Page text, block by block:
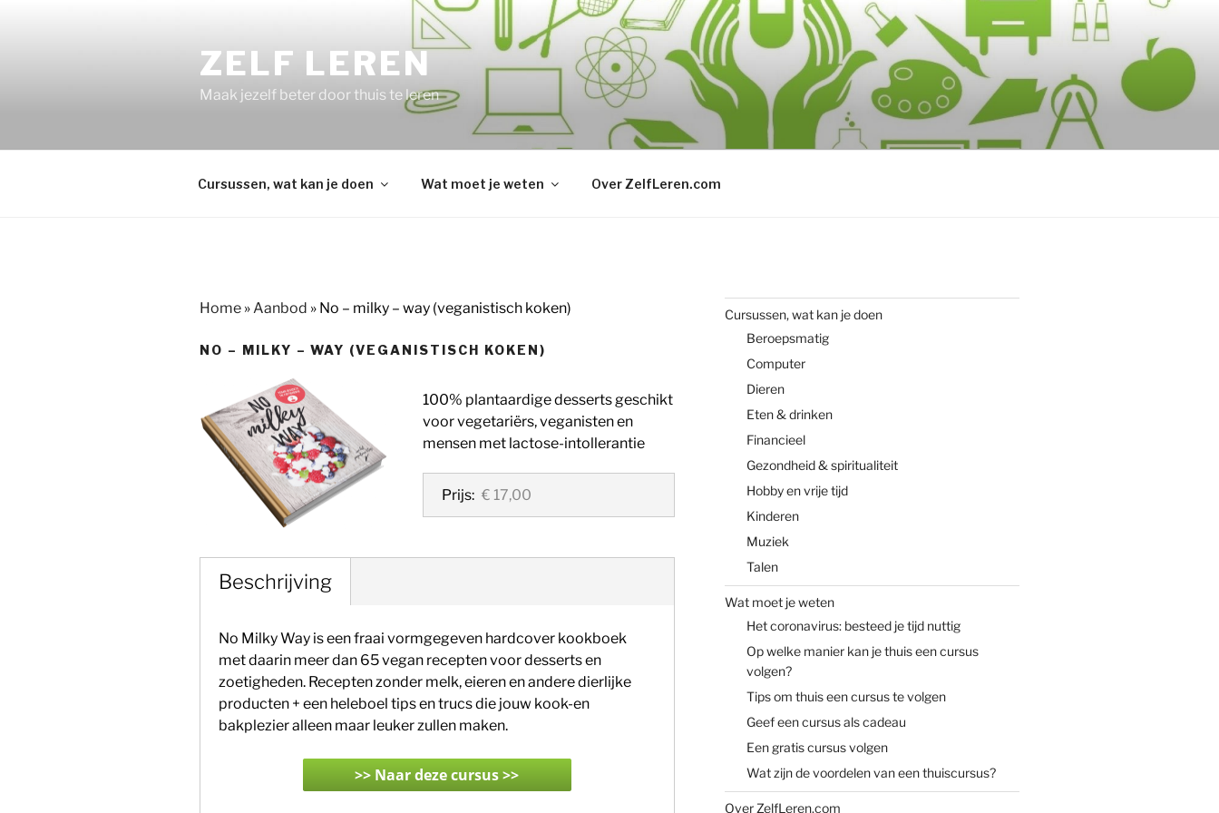
ZELF LEREN
Maak jezelf beter door thuis te leren
Cursussen, wat kan je doen Wat moet je weten Over ZelfLeren.com
Home »Aanbod » No – milky – way (veganistisch koken)
NO – MILKY – WAY (VEGANISTISCH KOKEN)
100% plantaardige desserts geschikt
voor vegetariërs, veganisten en
mensen met lactose-intollerantie
Prijs: € 17,00
Beschrijving
No Milky Way is een fraai vormgegeven hardcover kookboek
met daarin meer dan 65 vegan recepten voor desserts en
zoetigheden. Recepten zonder melk, eieren en andere dierlijke
producten + een heleboel tips en trucs die jouw kook-en
bakplezier alleen maar leuker zullen maken.
Cursussen, wat kan je doen
Beroepsmatig
Computer
Dieren
Eten & drinken
Financieel
Gezondheid & spiritualiteit
Hobby en vrije tijd
Kinderen
Muziek
Talen
Wat moet je weten
Het coronavirus: besteed je tijd nuttig
Op welke manier kan je thuis een cursus
volgen?
Tips om thuis een cursus te volgen
Geef een cursus als cadeau
Een gratis cursus volgen
Wat zijn de voordelen van een thuiscursus?
Over ZelfLeren.com